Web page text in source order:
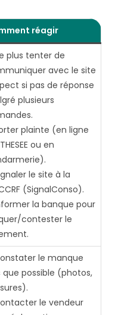
réagir
plus tenter de
avec le site
si pas de réponse
plusieurs
plainte (en ligne
ou en
le site à la
(SignalConso)​.
la banque pour
contester le
le manque
que possible (photos,
le vendeur